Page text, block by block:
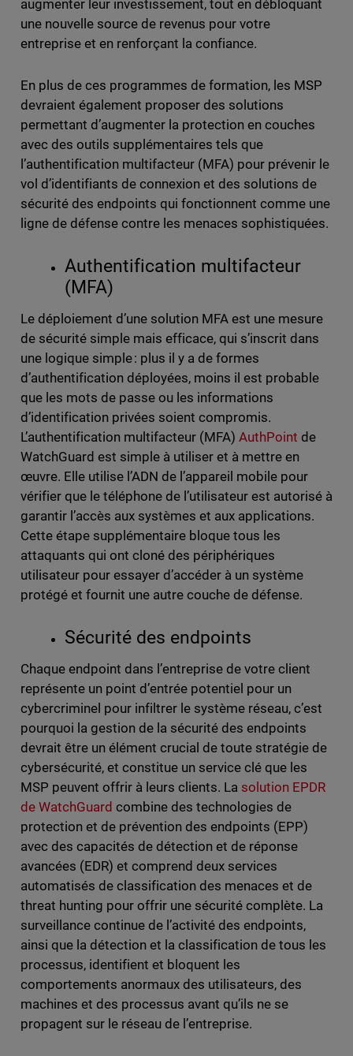
augmenter leur investissement, tout en débloquant
une nouvelle source de revenus pour votre
entreprise et en renforçant la confiance.
En plus de ces programmes de formation, les MSP
devraient également proposer des solutions
permettant d’augmenter la protection en couches
avec des outils supplémentaires tels que
l’authentification multifacteur (MFA) pour prévenir le
vol d’identifiants de connexion et des solutions de
sécurité des endpoints qui fonctionnent comme une
ligne de défense contre les menaces sophistiquées.
Authentification multifacteur
(MFA)
Le déploiement d’une solution MFA est une mesure
de sécurité simple mais efficace, qui s’inscrit dans
une logique simple : plus il y a de formes
d’authentification déployées, moins il est probable
que les mots de passe ou les informations
d’identification privées soient compromis.
L’authentification multifacteur (MFA)AuthPoint de
WatchGuard est simple à utiliser et à mettre en
œuvre. Elle utilise l’ADN de l’appareil mobile pour
vérifier que le téléphone de l’utilisateur est autorisé à
garantir l’accès aux systèmes et aux applications.
Cette étape supplémentaire bloque tous les
attaquants qui ont cloné des périphériques
utilisateur pour essayer d’accéder à un système
protégé et fournit une autre couche de défense.
Sécurité des endpoints
Chaque endpoint dans l’entreprise de votre client
représente un point d’entrée potentiel pour un
cybercriminel pour infiltrer le système réseau, c’est
pourquoi la gestion de la sécurité des endpoints
devrait être un élément crucial de toute stratégie de
cybersécurité, et constitue un service clé que les
MSP peuvent offrir à leurs clients. La solution EPDR
de WatchGuard combine des technologies de
protection et de prévention des endpoints (EPP)
avec des capacités de détection et de réponse
avancées (EDR) et comprend deux services
automatisés de classification des menaces et de
threat hunting pour offrir une sécurité complète. La
surveillance continue de l’activité des endpoints,
ainsi que la détection et la classification de tous les
processus, identifient et bloquent les
comportements anormaux des utilisateurs, des
machines et des processus avant qu’ils ne se
propagent sur le réseau de l’entreprise.